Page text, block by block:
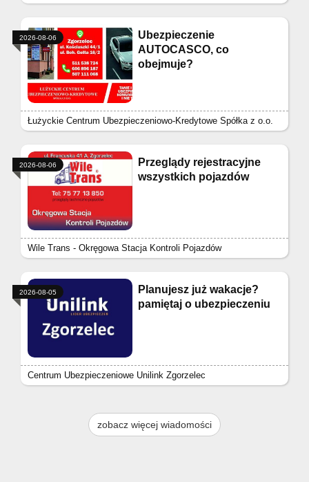
Ubezpieczenie
AUTOCASCO, co
obejmuje?
Łużyckie Centrum Ubezpieczeniowo-Kredytowe Spółka z o.o.
2026-08-06
Przeglądy rejestracyjne
wszystkich pojazdów
Wile Trans - Okręgowa Stacja Kontroli Pojazdów
2026-08-06
Planujesz już wakacje?
pamiętaj o ubezpieczeniu
Centrum Ubezpieczeniowe Unilink Zgorzelec
2026-08-05
zobacz więcej wiadomości